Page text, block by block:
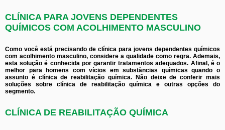
CLÍNICA PARA JOVENS DEPENDENTES
QUÍMICOS COM ACOLHIMENTO MASCULINO
Como você está precisando de clínica para jovens dependentes químicos
com acolhimento masculino, considere a qualidade como regra. Ademais,
esta solução é conhecida por garantir tratamentos adequados. Afinal, é o
melhor para homens com vícios em substâncias químicas quando o
assunto é clínica de reabilitação química. Não deixe de conferir mais
soluções sobre clínica de reabilitação química e outras opções do
segmento.
CLÍNICA DE REABILITAÇÃO QUÍMICA